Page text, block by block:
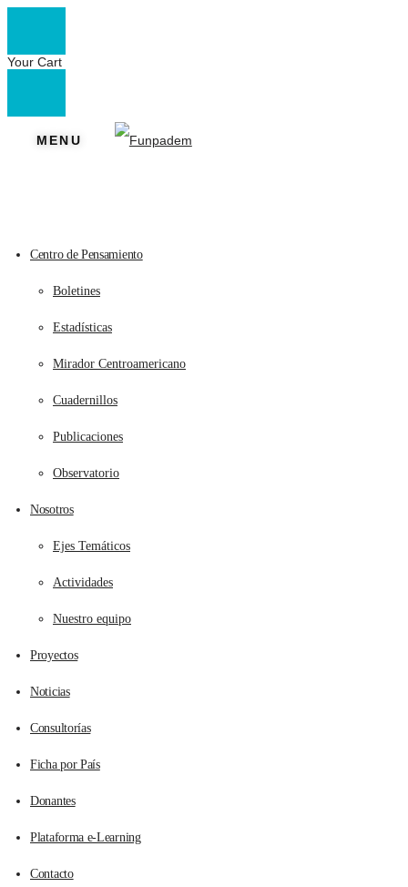
Your Cart
MENU
Centro de Pensamiento
Boletines
Estadísticas
Mirador Centroamericano
Cuadernillos
Publicaciones
Observatorio
Nosotros
Ejes Temáticos
Actividades
Nuestro equipo
Proyectos
Noticias
Consultorías
Ficha por País
Donantes
Plataforma e-Learning
Contacto